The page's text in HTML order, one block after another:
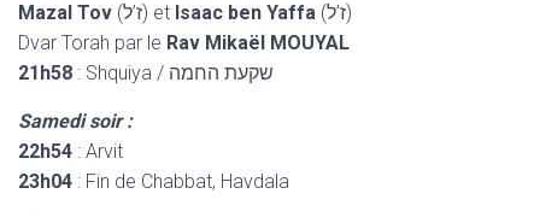
Mazal Tov
(ז’ל) et Isaac ben Yaffa
(ז’ל)
Dvar Torah par le Rav Mikaël MOUYAL
21h58
: Shquiya / שקעת החמה
Samedi soir :
22h54 : Arvit
23h04 : Fin de Chabbat, Havdala